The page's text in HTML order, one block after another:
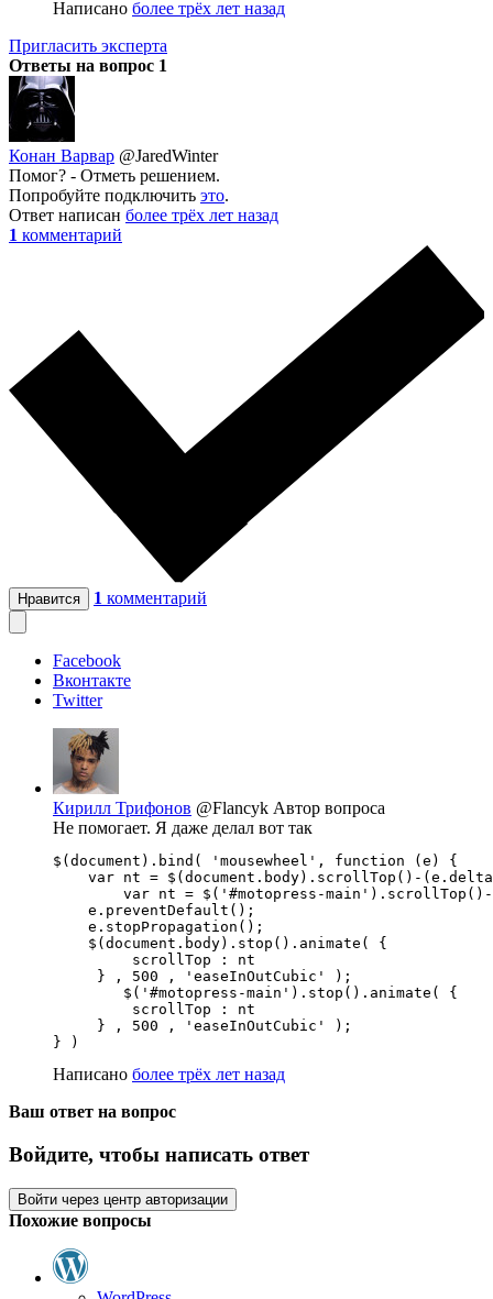
Написано более трёх лет назад
Пригласить эксперта
Ответы на вопрос 1
Конан Варвар @JaredWinter
Помог? - Отметь решением.
Попробуйте подключить это.
Ответ написан более трёх лет назад
1 комментарий
Нравится 1 комментарий
Facebook
Вконтакте
Twitter
Кирилл Трифонов @Flancyk Автор вопроса
Не помогает. Я даже делал вот так
$(document).bind( 'mousewheel', function (e) {
var nt = $(document.body).scrollTop()-
    e.preventDefault();
    e.stopPropagation();
    $(document.body).stop().animate( {
         scrollTop : nt
     } , 500 , 'easeInOutCubic' );
         scrollTop : nt
     } , 500 , 'easeInOutCubic' );
} )
Написано более трёх лет назад
Ваш ответ на вопрос
Войдите, чтобы написать ответ
Войти через центр авторизации
Похожие вопросы